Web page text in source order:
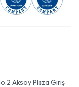
Aksoy Plaza Giriş